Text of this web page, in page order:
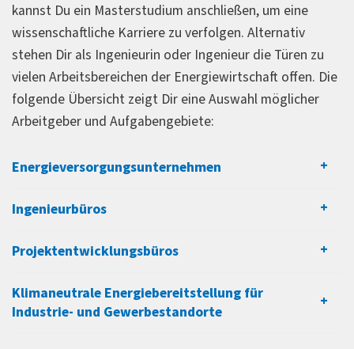
Welche Aufgaben erwarten Dich?
Planung, Bau, Betrieb bzw. Optimierung
nachhaltiger Energiesysteme
Verbesserung von Systemkomponenten für
Erzeugung, Transport, Verteilung oder
Gas/Wasserstoff usw.
Energieprojekten
resilienter Energiesysteme
Energieversorgungsprozessen (z. B. zur
kannst Du ein Masterstudium anschließen, um eine
wissenschaftliche Karriere zu verfolgen. Alternativ
stehen Dir als Ingenieurin oder Ingenieur die Türen zu
vielen Arbeitsbereichen der Energiewirtschaft offen. Die
folgende Übersicht zeigt Dir eine Auswahl möglicher
Arbeitgeber und Aufgabengebiete:
Energieversorgungsunternehmen
Ingenieurbüros
Projektentwicklungsbüros
Klimaneutrale Energiebereitstellung für
Industrie- und Gewerbestandorte